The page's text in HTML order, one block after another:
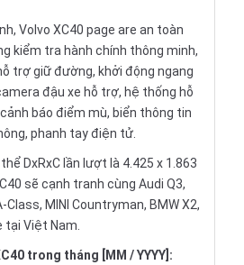
Volvo XC40 page are an toàn
kiểm tra hành chính thông minh,
trợ giữ đường, khởi động ngang
đậu xe hỗ trợ, hệ thống hỗ
báo điểm mù, biển thông tin
phanh tay điện tử.
DxRxC lần lượt là 4.425 x 1.863
sẽ cạnh tranh cùng Audi Q3,
Class, MINI Countryman, BMW X2,
tại Việt Nam.
trong tháng [MM / YYYY]: